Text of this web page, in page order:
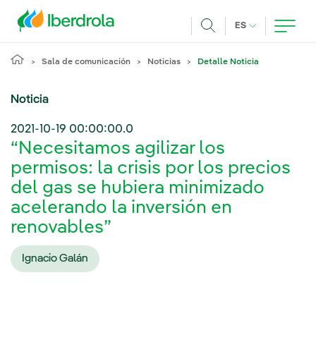
ES IDIOMA
Sala de comunicación Noticias Detalle Noticia
Noticia
2021-10-19 00:00:00.0
“Necesitamos agilizar los
permisos: la crisis por los precios
del gas se hubiera minimizado
acelerando la inversión en
renovables”
Ignacio Galán